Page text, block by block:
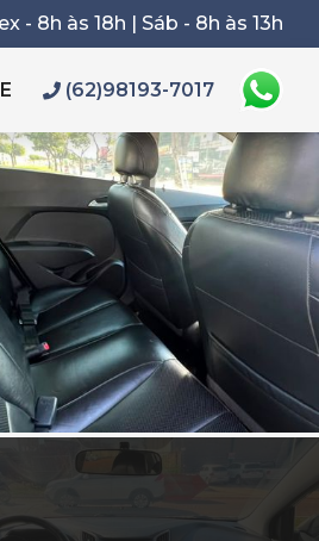
- 8h às 18h | Sáb - 8h às 13h
(62)98193-7017